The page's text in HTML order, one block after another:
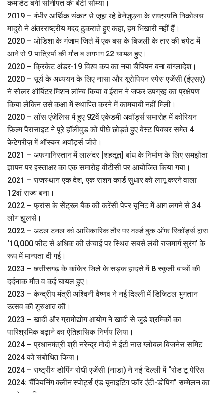
कमांडेंट बनी सोनीपत की बेटी सौम्या।
2019 – गंभीर आर्थिक संकट से जूझ रहे वेनेजुएला के राष्ट्रपति निकोलस
मादुरो ने अंतरराष्ट्रीय मदद ठुकराते हुए कहा, हम भिखारी नहीं हैं।
2020 – ओडिशा के गंजाम जिले में एक बस के बिजली के तार की चपेट में
आने से 9 यात्रियों की मौत व लगभग 22 घायल हुए।
2020 – क्रिकेट अंडर-19 विश्व कप का नया चैंपियन बना बांग्लादेश।
2020 – सूर्य के अध्ययन के लिए नासा और यूरोपियन स्पेस एजेंसी (ईएसए)
ने सोलर ऑर्बिटर मिशन लॉन्च किया व ईरान ने जफर उपग्रह का प्रक्षेपण
किया लेकिन उसे कक्षा में स्‍थापित करने में कामयाबी नहीं मिली।
2020 – लॉस एंजेलिस में हुए 92वें एकेडमी अवॉर्ड्स समारोह में कोरियन
फ़िल्म पैरासाइट ने पूरे हॉलीवुड को पीछे छोड़ते हुए बेस्ट पिक्चर समेत 4
केटेगरीज़ में ऑस्कर अवॉर्ड्स जीते।
2021 – अफगानिस्तान में लालंदर [शहतूत] बांध के निर्माण के लिए समझौता
ज्ञापन पर हस्ताक्षर का एक समारोह वीटीसी पर आयोजित किया गया।
2021 – राजस्थान एक देश, एक राशन कार्ड सुधार को लागू करने वाला
12वां राज्य बना।
2022 – फ्रांस के सेंट्रल बैंक की करेंसी पेपर यूनिट में आग लगने से 34
लोग झुलसे।
2022 – अटल टनल को आधिकारिक तौर पर वर्ल्ड बुक ऑफ रिकॉर्ड्स द्वारा
‘10,000 फीट से अधिक की ऊंचाई पर स्थित सबसे लंबी राजमार्ग सुरंग’ के
रूप में मान्यता दी गई।
2023 – छत्तीसगढ़ के कांकेर जिले के सड़क हादसे में 8 स्कूली बच्चों की
दर्दनाक मौत व कई घायल हुए।
2023 – केन्‍द्रीय मंत्री अश्विनी वैष्णव ने नई दिल्ली में डिजिटल भुगतान
उत्सव की शुरुआत की।
2023 – खादी और ग्रामोद्योग आयोग ने खादी से जुड़े श्रमिकों का
पारिश्रमिक बढ़ाने का ऐतिहासिक निर्णय लिया।
2024 – प्रधानमंत्री श्री नरेन्द्र मोदी ने ईटी नाउ ग्लोबल बिजनेस समिट
2024 को संबोधित किया।
2024 – राष्ट्रीय डोपिंग रोधी एजेंसी (नाडा) ने नई दिल्ली में “रोड टू पेरिस
2024: चैंपियनिंग क्लीन स्पोर्ट्स एंड यूनाइटिंग फॉर एंटी-डोपिंग” सम्मेलन का